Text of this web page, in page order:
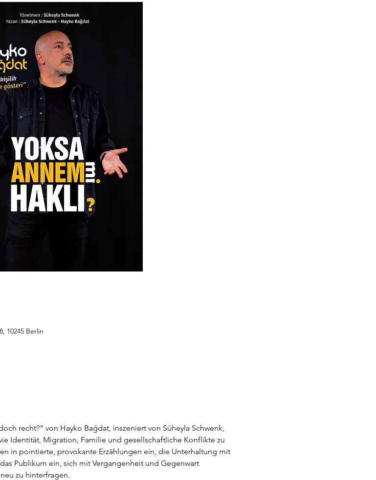
10245 Berlin
recht?“ von Hayko Bağdat, inszeniert von Süheyla Schwenk,
Identität, Migration, Familie und gesellschaftliche Konflikte zu
in pointierte, provokante Erzählungen ein, die Unterhaltung mit
Publikum ein, sich mit Vergangenheit und Gegenwart
zu hinterfragen.